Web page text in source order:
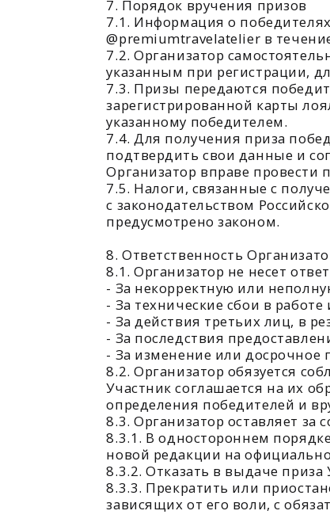
Организатор вправе провести
7.5. Налоги, связанные с
с законодательством Российской
предусмотрено законом.
8. Ответственность Организатора.
8.1. Организатор не несет
- За некорректную или неполную
- За технические сбои в работе
- За действия третьих лиц, в
- За последствия предоставления
- За изменение или досрочное
8.2. Организатор обязуется
Участник соглашается на их
определения победителей и
8.3. Организатор оставляет за собой
8.3.1. В одностороннем порядке
новой редакции на официальном
8.3.2. Отказать в выдаче приза
8.3.3. Прекратить или
зависящих от его воли, с
9. Заключительные положения
9.1. Настоящие Правила доступны
80ways.ru.
9.2. Все спорные вопросы,
недостижения согласия – в
9.3. Вопросы, не урегулированные
законодательством РФ.